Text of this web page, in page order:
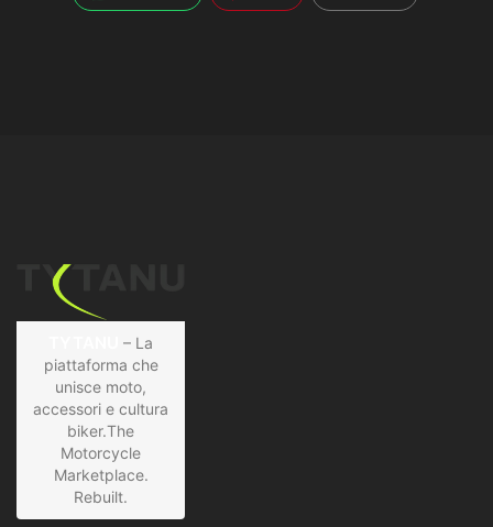
– La
piattaforma che
unisce moto,
accessori e cultura
biker.The
Motorcycle
Marketplace.
Rebuilt.